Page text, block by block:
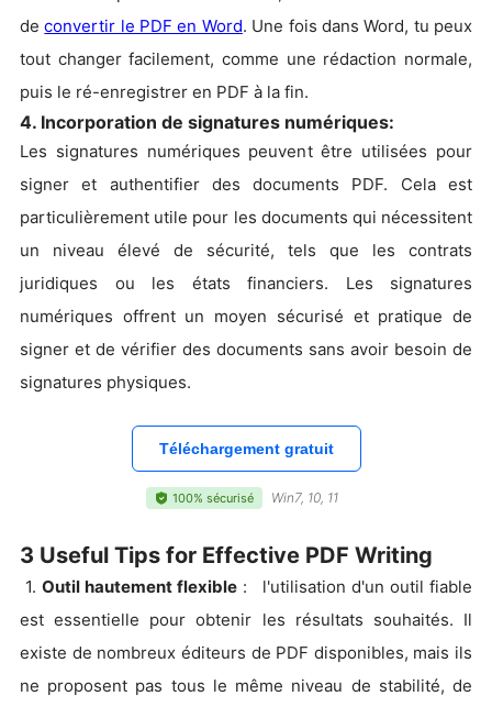
deconvertir le PDF en Word. Une fois dans Word, tu peux
tout changer facilement, comme une rédaction normale,
puis le ré-enregistrer en PDF à la fin.
4. Incorporation de signatures numériques:
Les signatures numériques peuvent être utilisées pour
signer et authentifier des documents PDF. Cela est
particulièrement utile pour les documents qui nécessitent
un niveau élevé de sécurité, tels que les contrats
juridiques ou les états financiers. Les signatures
numériques offrent un moyen sécurisé et pratique de
signer et de vérifier des documents sans avoir besoin de
signatures physiques.
Téléchargement gratuit
100% sécurisé Win7, 10, 11
3 Useful Tips for Effective PDF Writing
1. Outil hautement flexible: l'utilisation d'un outil fiable
est essentielle pour obtenir les résultats souhaités. Il
existe de nombreux éditeurs de PDF disponibles, mais ils
ne proposent pas tous le même niveau de stabilité, de